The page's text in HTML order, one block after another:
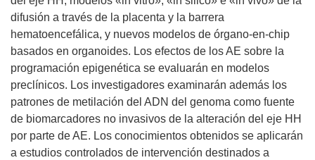
difusión a través de la placenta y la barrera
hematoencefálica, y nuevos modelos de órgano-en-chip
basados en organoides. Los efectos de los AE sobre la
programación epigenética se evaluarán en modelos
preclínicos. Los investigadores examinarán además los
patrones de metilación del ADN del genoma como fuente
de biomarcadores no invasivos de la alteración del eje HH
por parte de AE. Los conocimientos obtenidos se aplicarán
a estudios controlados de intervención destinados a